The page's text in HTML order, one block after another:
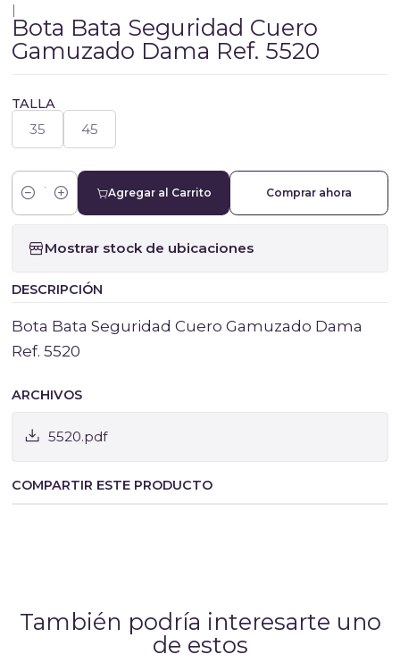
|
Bota Bata Seguridad Cuero
Gamuzado Dama Ref. 5520
TALLA
35 45
Cantidad
Agregar al Carrito Comprar ahora
Mostrar stock de ubicaciones
DESCRIPCIÓN
Bota Bata Seguridad Cuero Gamuzado Dama
Ref. 5520
ARCHIVOS
5520.pdf
COMPARTIR ESTE PRODUCTO
También podría interesarte uno
de estos